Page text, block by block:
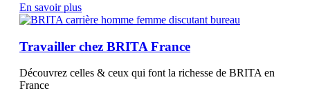
En savoir plus
Travailler chez BRITA France
Découvrez celles & ceux qui font la richesse de BRITA en
France